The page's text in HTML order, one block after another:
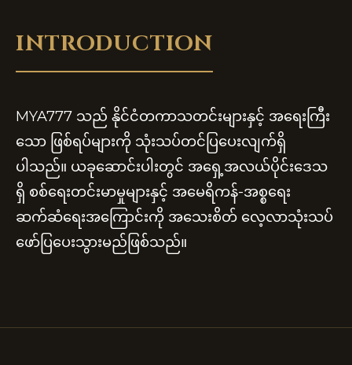
INTRODUCTION
MYA777 သည် နိုင်ငံတကာသတင်းများနှင့် အရေးကြီး
သော ဖြစ်ရပ်များကို သုံးသပ်တင်ပြပေးလျက်ရှိ
ပါသည်။ ယခုဆောင်းပါးတွင် အရှေ့အလယ်ပိုင်းဒေသ
ရှိ စစ်ရေးတင်းမာမှုများနှင့် အမေရိကန်-အစ္စရေး
ဆက်ဆံရေးအကြောင်းကို အသေးစိတ် လေ့လာသုံးသပ်
ဖော်ပြပေးသွားမည်ဖြစ်သည်။